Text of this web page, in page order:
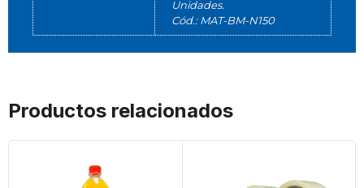
Unidades.
Cód.: MAT-BM-N150
Productos relacionados